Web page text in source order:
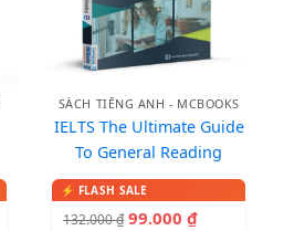
SÁCH TIẾNG ANH - MCBOOKS
IELTS The Ultimate Guide
To General Reading
132.000₫ 99.000₫